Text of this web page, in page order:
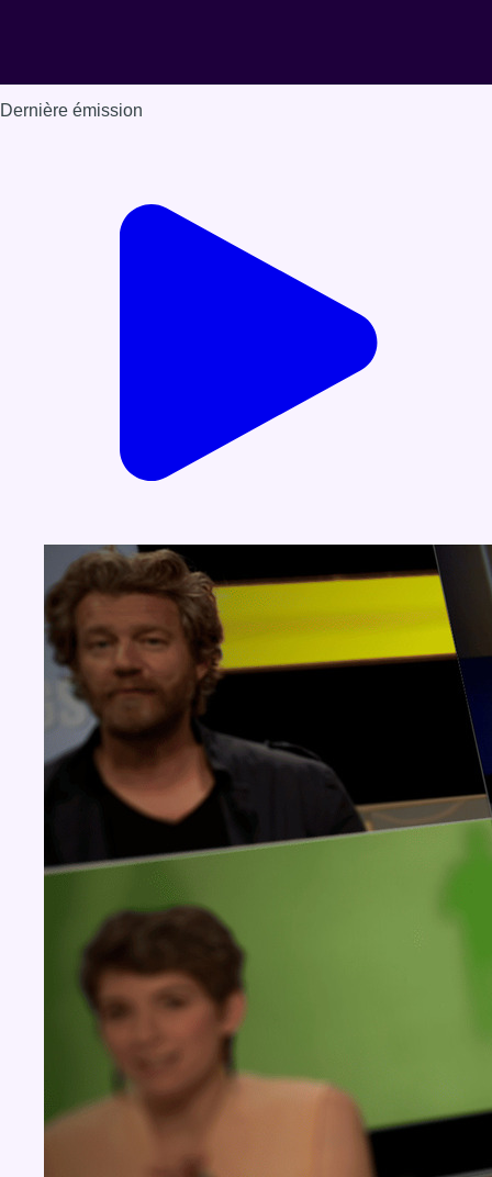
Dernière émission